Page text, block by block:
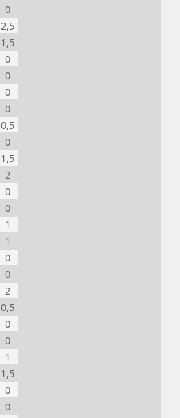
0
2,5
1,5
0
0
0
0
0,5
0
1,5
2
0
0
1
1
0
0
2
0,5
0
0
1
1,5
0
0